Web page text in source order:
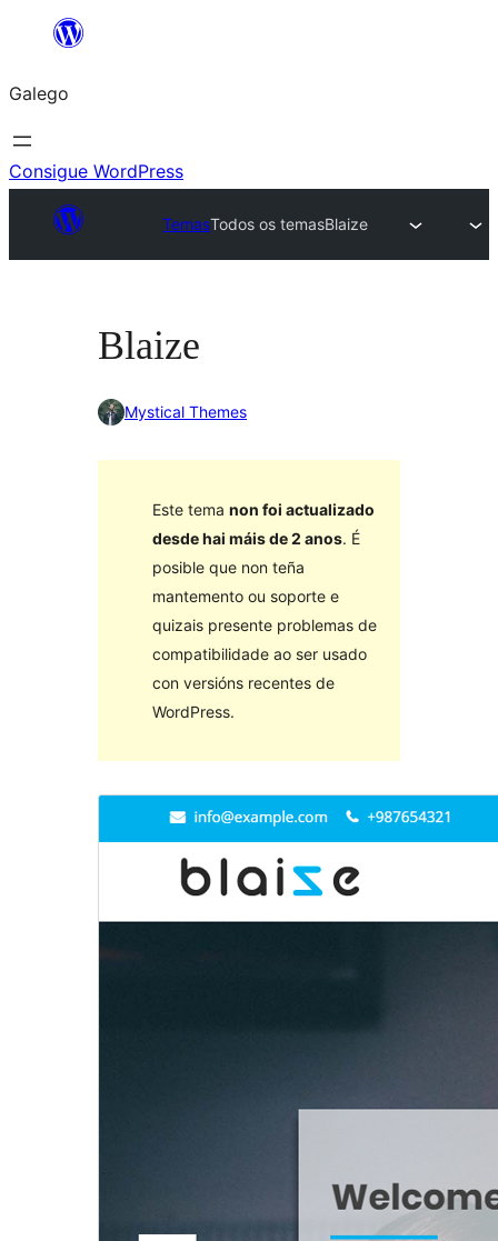
Saltar
contido
Galego
Consigue WordPress
TemasTodos os temasBlaize
Blaize
Mystical Themes
Este tema non foi actualizado
desde hai máis de 2 anos. É
posible que non teña
mantemento ou soporte e
quizais presente problemas de
compatibilidade ao ser usado
con versións recentes de
WordPress.